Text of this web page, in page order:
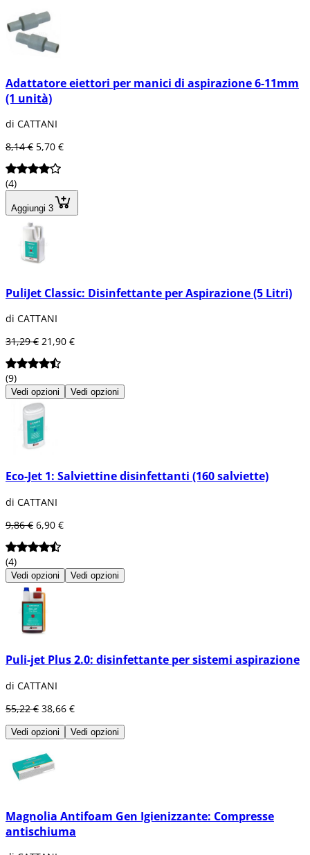
Adattatore eiettori per manici di aspirazione 6-11mm
(1 unità)
di CATTANI
8,14 € 5,70 €
(4)
Aggiungi 3
PuliJet Classic: Disinfettante per Aspirazione (5 Litri)
di CATTANI
31,29 € 21,90 €
(9)
Vedi opzioni Vedi opzioni
Eco-Jet 1: Salviettine disinfettanti (160 salviette)
di CATTANI
9,86 € 6,90 €
(4)
Vedi opzioni Vedi opzioni
Puli-jet Plus 2.0: disinfettante per sistemi aspirazione
di CATTANI
55,22 € 38,66 €
Vedi opzioni Vedi opzioni
Magnolia Antifoam Gen Igienizzante: Compresse
antischiuma